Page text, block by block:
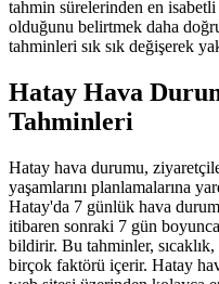
tahmin sürelerinden en
olduğunu belirtmek daha
tahminleri sık sık değişerek
Hatay Hava
Tahminleri
Hatay hava durumu,
yaşamlarını planlamalarına
Hatay'da 7 günlük hava
itibaren sonraki 7 gün
bildirir. Bu tahminler, sıcaklık,
birçok faktörü içerir. Hatay